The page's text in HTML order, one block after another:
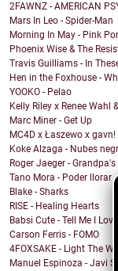
2FAWNZ - AMERICAN
Mars In Leo - Spider-Man
Morning In May - Pink
Phoenix Wise & The
Travis Guilliams - In
Hen in the Foxhouse -
YOOKO - Pelao
Kelly Riley x Renee Wahl
Marc Miner - Get Up
MC4D x Łaszewo x
Koke Alzaga - Nubes
Roger Jaeger -
Tano Mora - Poder llorar
Blake - Sharks
RISE - Healing Hearts
Babsi Cute - Tell Me I Love
Carson Ferris - FOMO
4FOXSAKE - Light The Way
Manuel Espinoza - Javi